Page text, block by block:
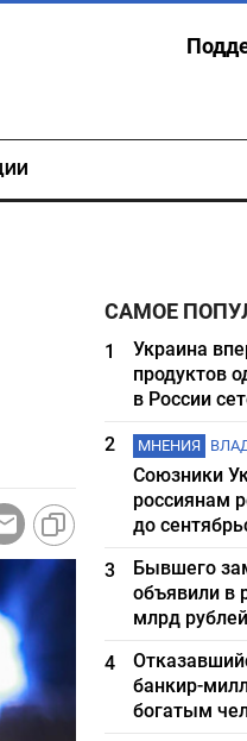
САМОЕ
1
Украина
продуктов
в России
2
МНЕНИЯ
Союзники
россиянам
до
3
Бывшего
объявили в
млрд рублей
4
банкир-
богатым